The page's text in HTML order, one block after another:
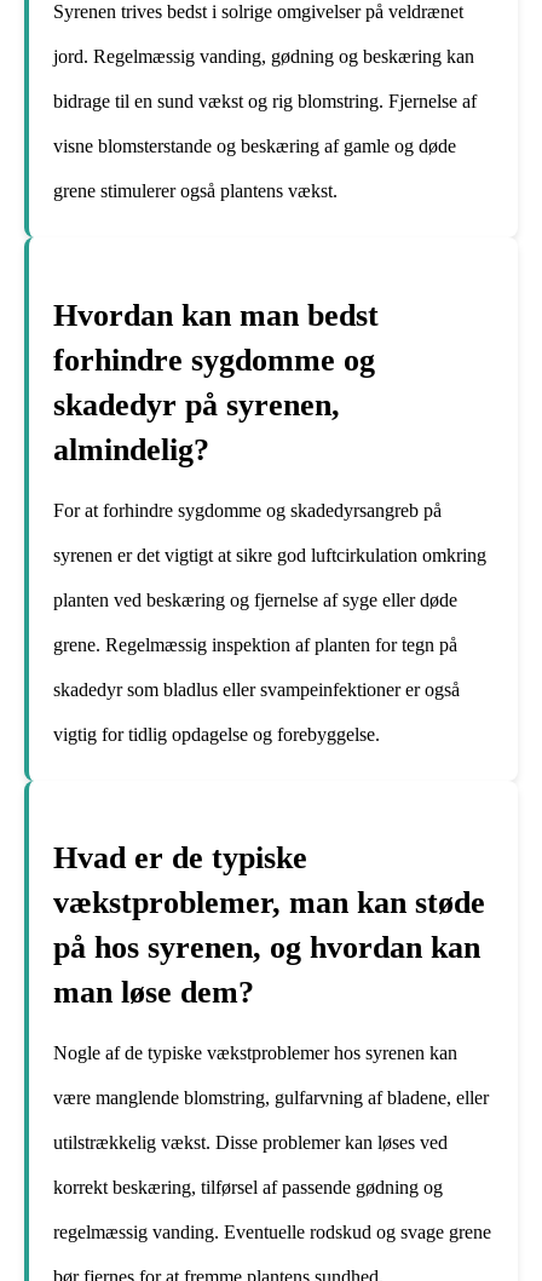
Syrenen trives bedst i solrige omgivelser på veldrænet
jord. Regelmæssig vanding, gødning og beskæring kan
bidrage til en sund vækst og rig blomstring. Fjernelse af
visne blomsterstande og beskæring af gamle og døde
grene stimulerer også plantens vækst.
Hvordan kan man bedst
forhindre sygdomme og
skadedyr på syrenen,
almindelig?
For at forhindre sygdomme og skadedyrsangreb på
syrenen er det vigtigt at sikre god luftcirkulation omkring
planten ved beskæring og fjernelse af syge eller døde
grene. Regelmæssig inspektion af planten for tegn på
skadedyr som bladlus eller svampeinfektioner er også
vigtig for tidlig opdagelse og forebyggelse.
Hvad er de typiske
vækstproblemer, man kan støde
på hos syrenen, og hvordan kan
man løse dem?
Nogle af de typiske vækstproblemer hos syrenen kan
være manglende blomstring, gulfarvning af bladene, eller
utilstrækkelig vækst. Disse problemer kan løses ved
korrekt beskæring, tilførsel af passende gødning og
regelmæssig vanding. Eventuelle rodskud og svage grene
bør fjernes for at fremme plantens sundhed.